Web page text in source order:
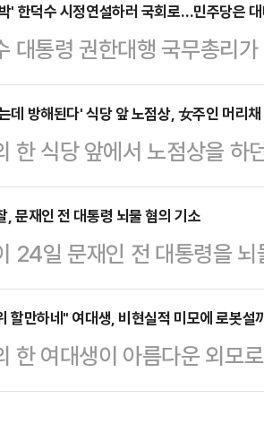
지검은 문 전 대통령을 특정
불구속기소 했다고 이날 밝
원도 뇌물공여 및 업무상
혜씨와 사위였던 서씨에 대
지법에 공소를 제기함에 따
진행될 예…
' 한덕수 시정연설하러 국회로…민주당은
대통령 권한대행 국무총리
의도를 찾는다. '한미 2+2
마선언을 할 것이라는 관측
라는 전망이 나온다.더불어
라고 주장하면서 "한 대행이
려하고 있다"고 비판했다.
정연설에 대한 당 차원의
1…
데 방해된다' 식당 앞 노점상, 女주인 머리
한 식당 앞에서 노점상을 하
다.20일 충남 천안서북경찰
당 주인을 흉기로 찌르고
다.A씨는 지난 16일 오후 1
인 50대 여성 B씨를 흉기로
씨는 B씨 식당 앞에서 과일
씨 남편과 한차례 이야기를
사고…
, 문재인 전 대통령 뇌물 혐의 기소
24일 문재인 전 대통령을
할만하네" 여대생, 비현실적 미모에 로봇설
한 여대생이 아름다운 외모
언론에 따르면 지난 17일